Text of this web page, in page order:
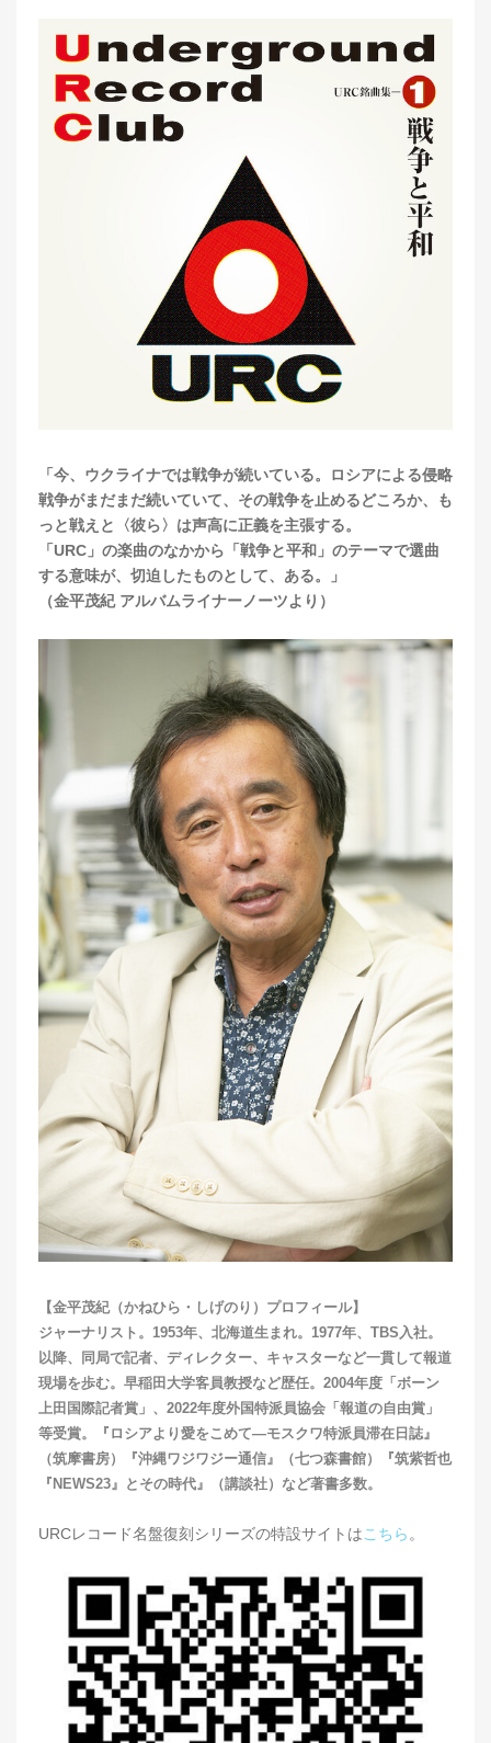
「今、ウクライナでは戦争が続いている。ロシアによる侵略
戦争がまだまだ続いていて、その戦争を止めるどころか、も
っと戦えと〈彼ら〉は声高に正義を主張する。
「URC」の楽曲のなかから「戦争と平和」のテーマで選曲
する意味が、切迫したものとして、ある。」
（金平茂紀 アルバムライナーノーツより）
【金平茂紀（かねひら・しげのり）プロフィール】
ジャーナリスト。1953年、北海道生まれ。1977年、TBS入社。
以降、同局で記者、ディレクター、キャスターなど一貫して報道
現場を歩む。早稲田大学客員教授など歴任。2004年度「ボーン
上田国際記者賞」、2022年度外国特派員協会「報道の自由賞」
等受賞。『ロシアより愛をこめて―モスクワ特派員滞在日誌』
（筑摩書房）『沖縄ワジワジー通信』（七つ森書館）『筑紫哲也
『NEWS23』とその時代』（講談社）など著書多数。
URCレコード名盤復刻シリーズの特設サイトはこちら 。